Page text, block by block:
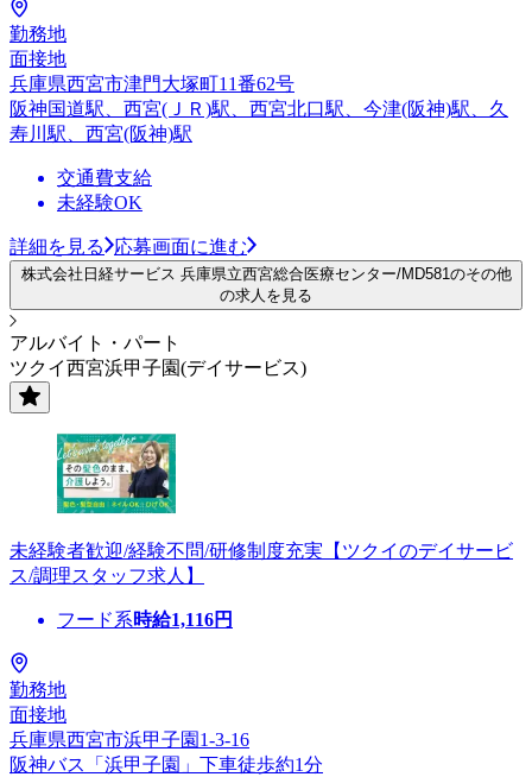
勤務地
面接地
兵庫県西宮市津門大塚町11番62号
阪神国道駅、西宮(ＪＲ)駅、西宮北口駅、今津(阪神)駅、久
寿川駅、西宮(阪神)駅
交通費支給
未経験OK
詳細を見る 応募画面に進む
株式会社日経サービス 兵庫県立西宮総合医療センター/MD581のその他
の求人を見る
アルバイト・パート
ツクイ西宮浜甲子園(デイサービス)
未経験者歓迎/経験不問/研修制度充実【ツクイのデイサービ
ス/調理スタッフ求人】
フード系時給1,116円
勤務地
面接地
兵庫県西宮市浜甲子園1-3-16
阪神バス「浜甲子園」下車徒歩約1分